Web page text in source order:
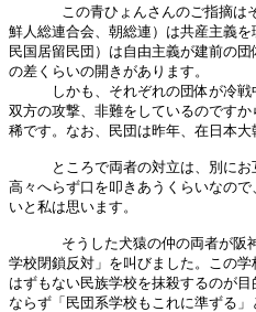
この青ひょんさんのご指摘は
鮮人総連合会、朝総連）は共産主義
民国居留民団）は自由主義が建前の
の差くらいの開きがあります。
しかも、それぞれの団体が冷戦中
双方の攻撃、非難をしているのです
稀です。なお、民団は昨年、在日本大
ところで両者の対立は、別にお互
高々へらず口を叩きあうくらいなの
いと私は思います。
そうした犬猿の仲の両者が阪
学校閉鎖反対」を叫びました。この
はずもない民族学校を抹殺するのが
ならず「民団系学校もこれに準ずる